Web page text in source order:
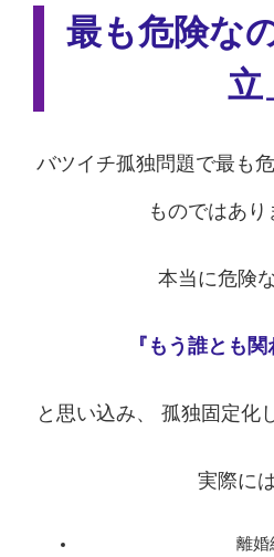
最も危険な
立
バツイチ孤独問題で最も
ものではあり
本当に危険
『もう誰とも関
と思い込み、 孤独固定化
実際には
離婚